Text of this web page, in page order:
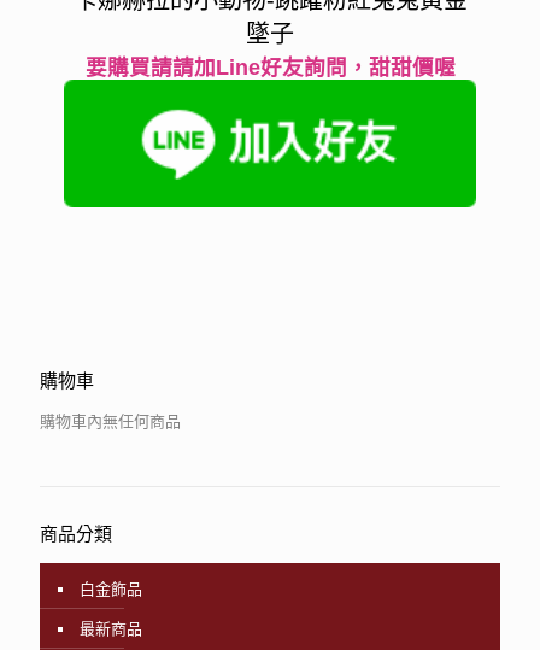
墜子
要購買請請加Line好友詢問，甜甜價喔
購物車
購物車內無任何商品
商品分類
白金飾品
最新商品